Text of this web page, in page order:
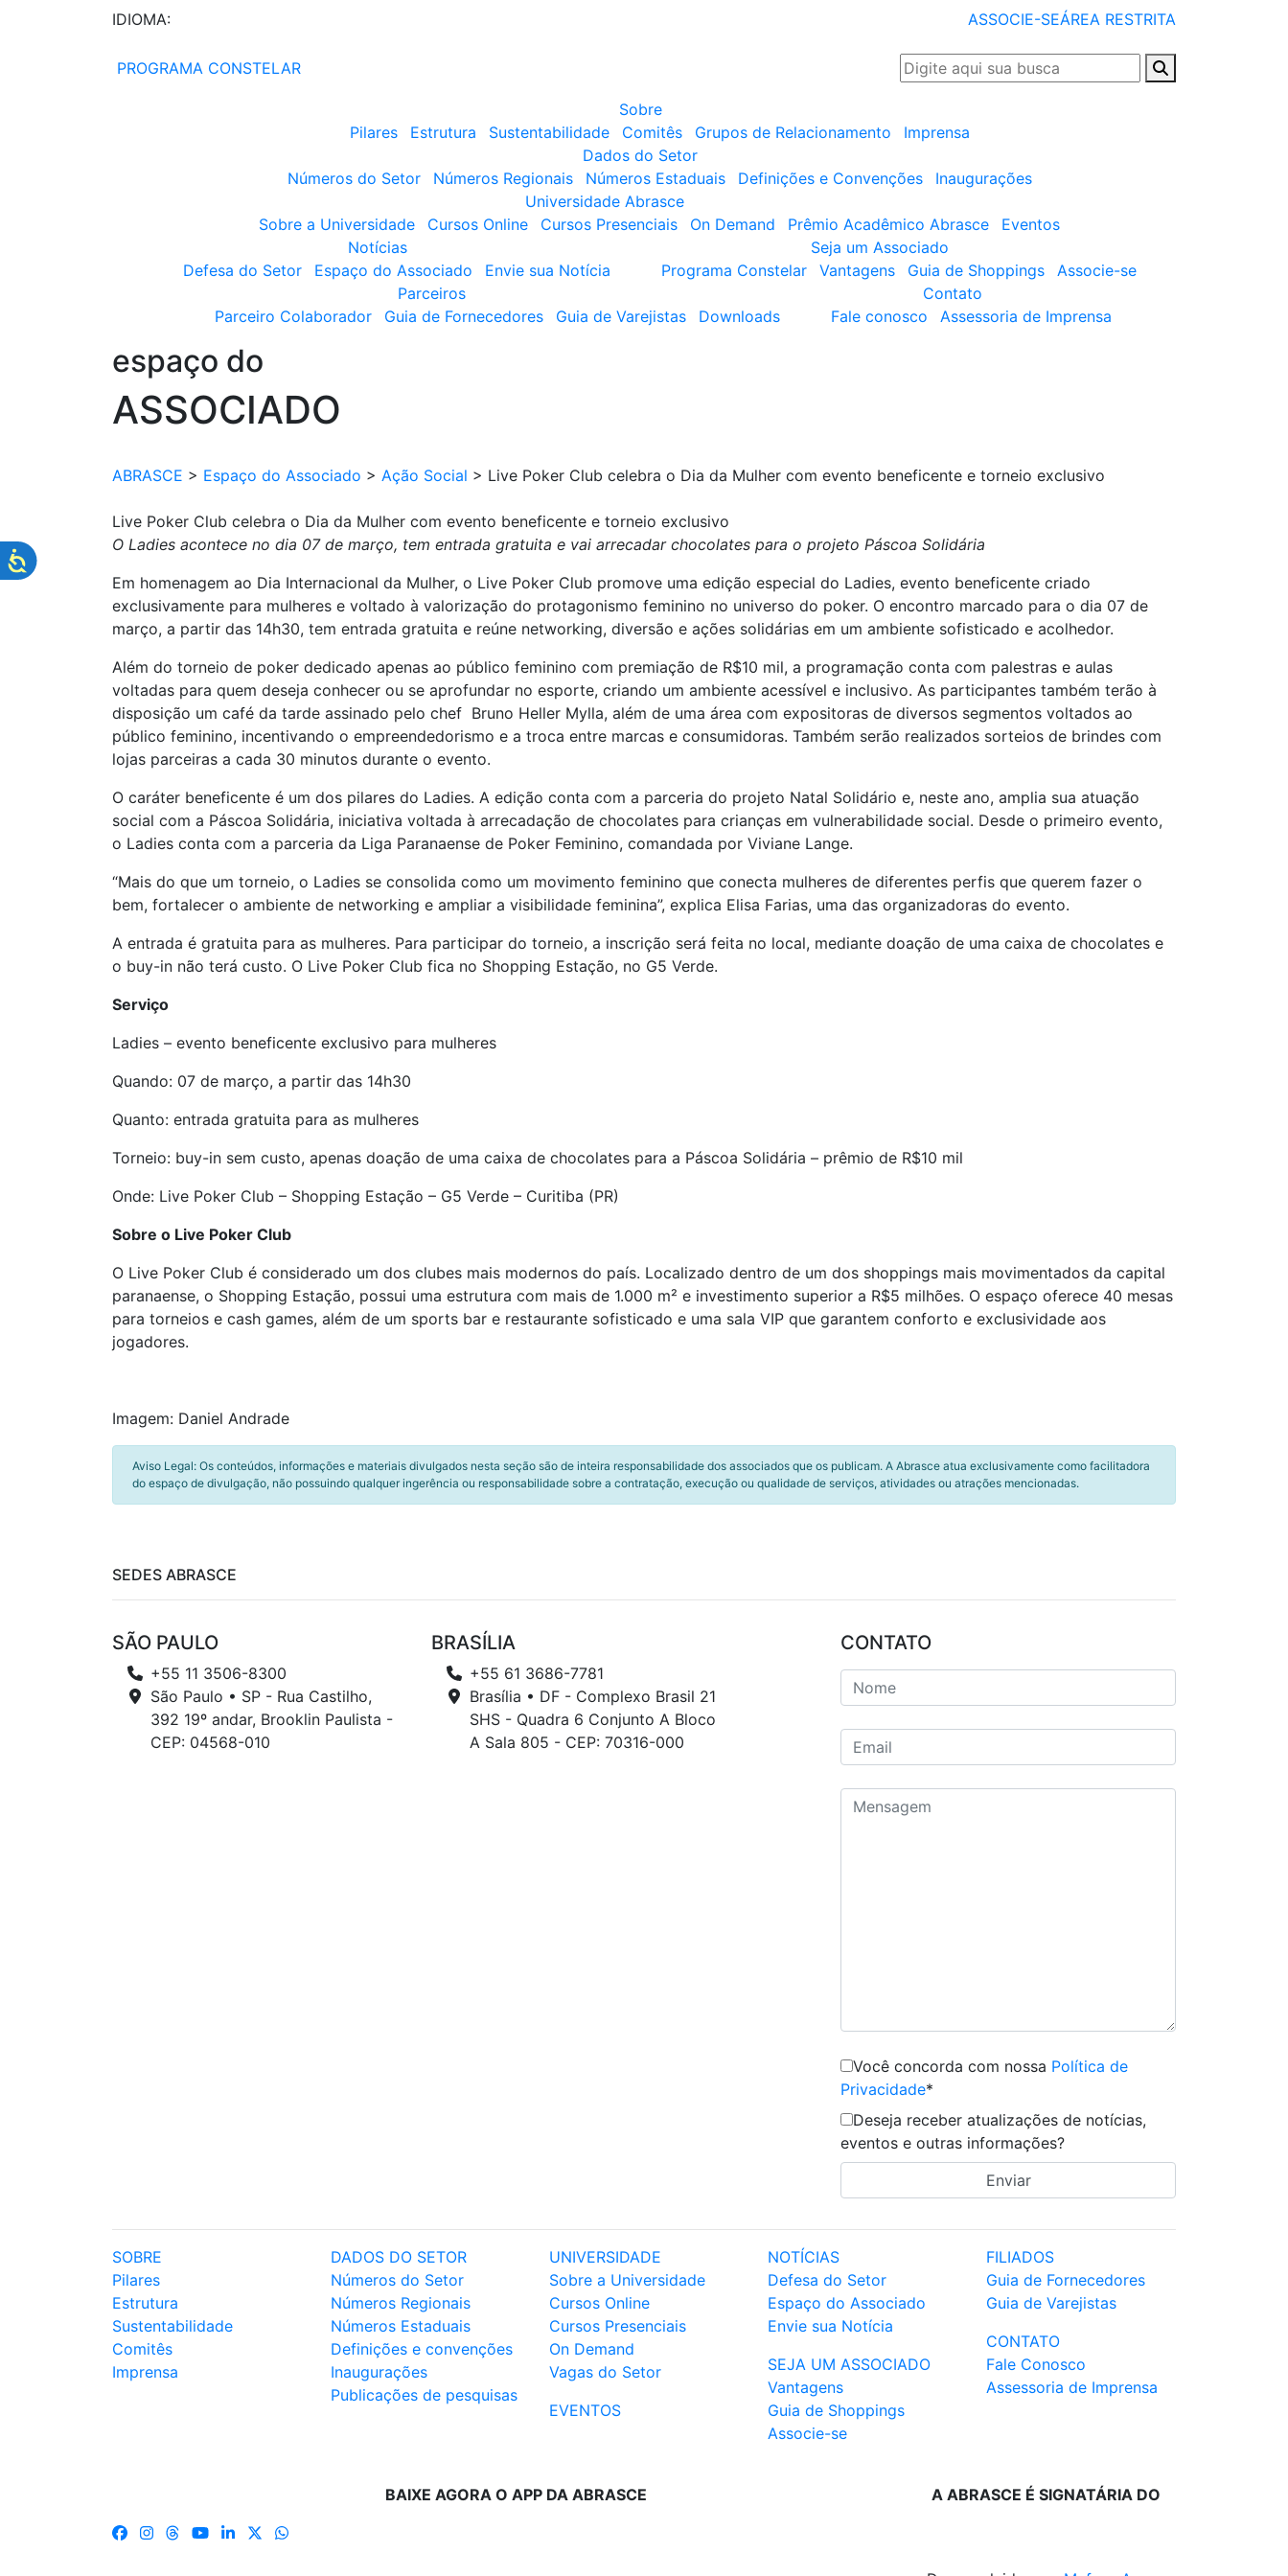
IDIOMA: ASSOCIE-SEÁREA RESTRITA
PROGRAMA CONSTELAR
Sobre
Pilares
Estrutura Sustentabilidade Comitês Grupos de Relacionamento
Imprensa
Dados do Setor
Números do Setor
Números Regionais Números Estaduais Definições e Convenções
Inaugurações
Universidade Abrasce
Sobre a Universidade
Cursos Online Cursos Presenciais On Demand Prêmio Acadêmico Abrasce
Eventos
Notícias
Defesa do Setor
Espaço do Associado Envie sua Notícia
Seja um Associado
Programa Constelar
Vantagens Guia de Shoppings
Associe-se
Parceiros
Parceiro Colaborador
Guia de Fornecedores Guia de Varejistas Downloads
Contato
Fale conosco
Assessoria de Imprensa
espaço do
ASSOCIADO
ABRASCE > Espaço do Associado > Ação Social > Live Poker Club celebra o Dia da Mulher com evento beneficente e torneio exclusivo
Live Poker Club celebra o Dia da Mulher com evento beneficente e torneio exclusivo
O Ladies acontece no dia 07 de março, tem entrada gratuita e vai arrecadar chocolates para o projeto Páscoa Solidária
Em homenagem ao Dia Internacional da Mulher, o Live Poker Club promove uma edição especial do Ladies, evento beneficente criado
exclusivamente para mulheres e voltado à valorização do protagonismo feminino no universo do poker. O encontro marcado para o dia 07 de
março, a partir das 14h30, tem entrada gratuita e reúne networking, diversão e ações solidárias em um ambiente sofisticado e acolhedor.
Além do torneio de poker dedicado apenas ao público feminino com premiação de R$10 mil, a programação conta com palestras e aulas
voltadas para quem deseja conhecer ou se aprofundar no esporte, criando um ambiente acessível e inclusivo. As participantes também terão à
disposição um café da tarde assinado pelo chef Bruno Heller Mylla, além de uma área com expositoras de diversos segmentos voltados ao
público feminino, incentivando o empreendedorismo e a troca entre marcas e consumidoras. Também serão realizados sorteios de brindes com
lojas parceiras a cada 30 minutos durante o evento.
O caráter beneficente é um dos pilares do Ladies. A edição conta com a parceria do projeto Natal Solidário e, neste ano, amplia sua atuação
social com a Páscoa Solidária, iniciativa voltada à arrecadação de chocolates para crianças em vulnerabilidade social. Desde o primeiro evento,
o Ladies conta com a parceria da Liga Paranaense de Poker Feminino, comandada por Viviane Lange.
“Mais do que um torneio, o Ladies se consolida como um movimento feminino que conecta mulheres de diferentes perfis que querem fazer o
bem, fortalecer o ambiente de networking e ampliar a visibilidade feminina”, explica Elisa Farias, uma das organizadoras do evento.
A entrada é gratuita para as mulheres. Para participar do torneio, a inscrição será feita no local, mediante doação de uma caixa de chocolates e
o buy-in não terá custo. O Live Poker Club fica no Shopping Estação, no G5 Verde.
Serviço
Ladies – evento beneficente exclusivo para mulheres
Quando: 07 de março, a partir das 14h30
Quanto: entrada gratuita para as mulheres
Torneio: buy-in sem custo, apenas doação de uma caixa de chocolates para a Páscoa Solidária – prêmio de R$10 mil
Onde: Live Poker Club – Shopping Estação – G5 Verde – Curitiba (PR)
Sobre o Live Poker Club
O Live Poker Club é considerado um dos clubes mais modernos do país. Localizado dentro de um dos shoppings mais movimentados da capital
paranaense, o Shopping Estação, possui uma estrutura com mais de 1.000 m² e investimento superior a R$5 milhões. O espaço oferece 40 mesas
para torneios e cash games, além de um sports bar e restaurante sofisticado e uma sala VIP que garantem conforto e exclusividade aos
jogadores.
Imagem: Daniel Andrade
Aviso Legal: Os conteúdos, informações e materiais divulgados nesta seção são de inteira responsabilidade dos associados que os publicam. A Abrasce atua exclusivamente como facilitadora
do espaço de divulgação, não possuindo qualquer ingerência ou responsabilidade sobre a contratação, execução ou qualidade de serviços, atividades ou atrações mencionadas.
SEDES ABRASCE
SÃO PAULO
+55 11 3506-8300
São Paulo • SP - Rua Castilho,
392 19º andar, Brooklin Paulista -
CEP: 04568-010
BRASÍLIA
+55 61 3686-7781
Brasília • DF - Complexo Brasil 21
SHS - Quadra 6 Conjunto A Bloco
A Sala 805 - CEP: 70316-000
CONTATO
Você concorda com nossa Política de
Privacidade*
Deseja receber atualizações de notícias,
eventos e outras informações?
SOBRE
Pilares
Estrutura
Sustentabilidade
Comitês
Imprensa
DADOS DO SETOR
Números do Setor
Números Regionais
Números Estaduais
Definições e convenções
Inaugurações
Publicações de pesquisas
UNIVERSIDADE
Sobre a Universidade
Cursos Online
Cursos Presenciais
On Demand
Vagas do Setor
EVENTOS
NOTÍCIAS
Defesa do Setor
Espaço do Associado
Envie sua Notícia
SEJA UM ASSOCIADO
Vantagens
Guia de Shoppings
Associe-se
FILIADOS
Guia de Fornecedores
Guia de Varejistas
CONTATO
Fale Conosco
Assessoria de Imprensa
BAIXE AGORA O APP DA ABRASCE A ABRASCE É SIGNATÁRIA DO